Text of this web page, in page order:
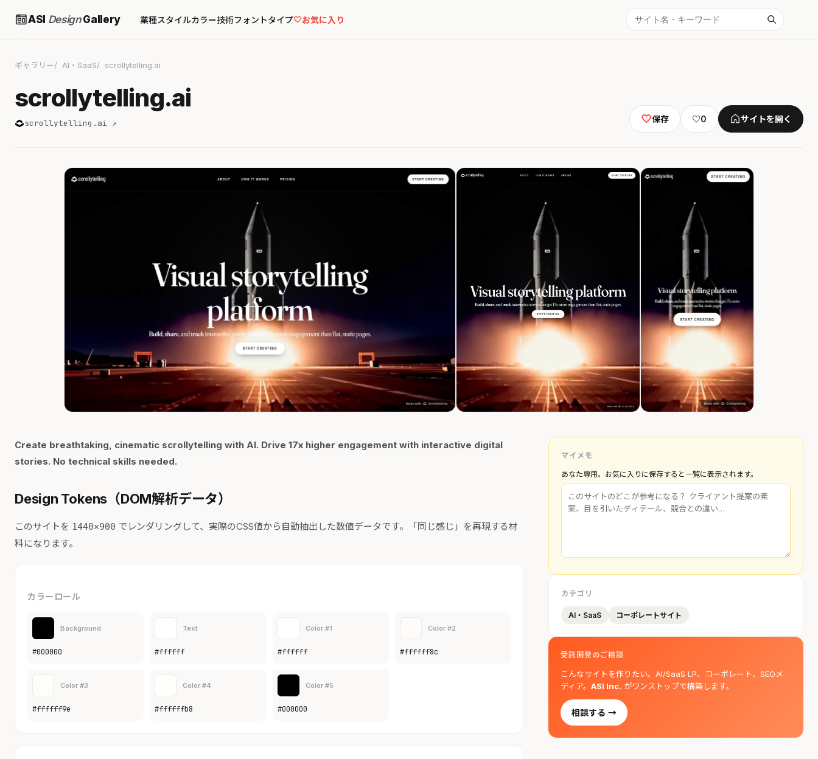
ASI DesignGallery 業種スタイルカラー技術フォントタイプ お気に入り
ギャラリー AI・SaaS scrollytelling.ai
scrollytelling.ai
scrollytelling.ai ↗ 保存 ♡0 サイトを開く
Create breathtaking, cinematic scrollytelling with AI. Drive 17x higher engagement with interactive digital
stories. No technical skills needed.
Design Tokens（DOM解析データ）
このサイトを 1440×900 でレンダリングして、実際のCSS値から自動抽出した数値データです。「同じ感じ」を再現する材
料になります。
カラーロール
Background
#000000
Text
#ffffff
Color #1
#ffffff
Color #2
#ffffff8c
Color #3
#ffffff9e
Color #4
#ffffffb8
Color #5
#000000
マイメモ
あなた専用。お気に入りに保存すると一覧に表示されます。
カテゴリ
AI・SaaS コーポレートサイト
受託開発のご相談
こんなサイトを作りたい。AI/SaaS LP、コーポレート、SEOメ
ディア。ASI Inc. がワンストップで構築します。
相談する →